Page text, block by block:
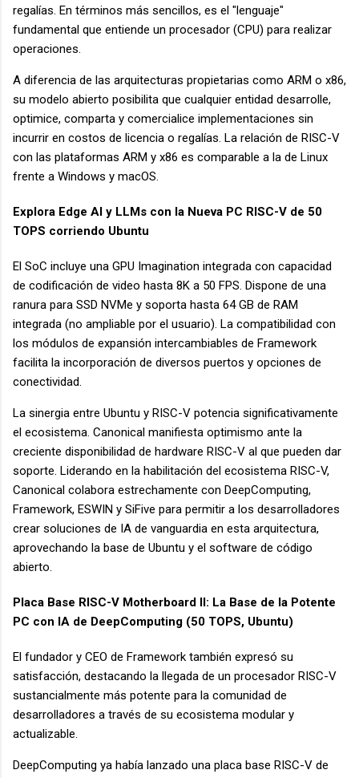
regalías. En términos más sencillos, es el "lenguaje"
fundamental que entiende un procesador (CPU) para realizar
operaciones.
A diferencia de las arquitecturas propietarias como ARM o x86,
su modelo abierto posibilita que cualquier entidad desarrolle,
optimice, comparta y comercialice implementaciones sin
incurrir en costos de licencia o regalías. La relación de RISC-V
con las plataformas ARM y x86 es comparable a la de Linux
frente a Windows y macOS.
Explora Edge AI y LLMs con la Nueva PC RISC-V de 50
TOPS corriendo Ubuntu
El SoC incluye una GPU Imagination integrada con capacidad
de codificación de video hasta 8K a 50 FPS. Dispone de una
ranura para SSD NVMe y soporta hasta 64 GB de RAM
integrada (no ampliable por el usuario). La compatibilidad con
los módulos de expansión intercambiables de Framework
facilita la incorporación de diversos puertos y opciones de
conectividad.
La sinergia entre Ubuntu y RISC-V potencia significativamente
el ecosistema. Canonical manifiesta optimismo ante la
creciente disponibilidad de hardware RISC-V al que pueden dar
soporte. Liderando en la habilitación del ecosistema RISC-V,
Canonical colabora estrechamente con DeepComputing,
Framework, ESWIN y SiFive para permitir a los desarrolladores
crear soluciones de IA de vanguardia en esta arquitectura,
aprovechando la base de Ubuntu y el software de código
abierto.
Placa Base RISC-V Motherboard II: La Base de la Potente
PC con IA de DeepComputing (50 TOPS, Ubuntu)
El fundador y CEO de Framework también expresó su
satisfacción, destacando la llegada de un procesador RISC-V
sustancialmente más potente para la comunidad de
desarrolladores a través de su ecosistema modular y
actualizable.
DeepComputing ya había lanzado una placa base RISC-V de